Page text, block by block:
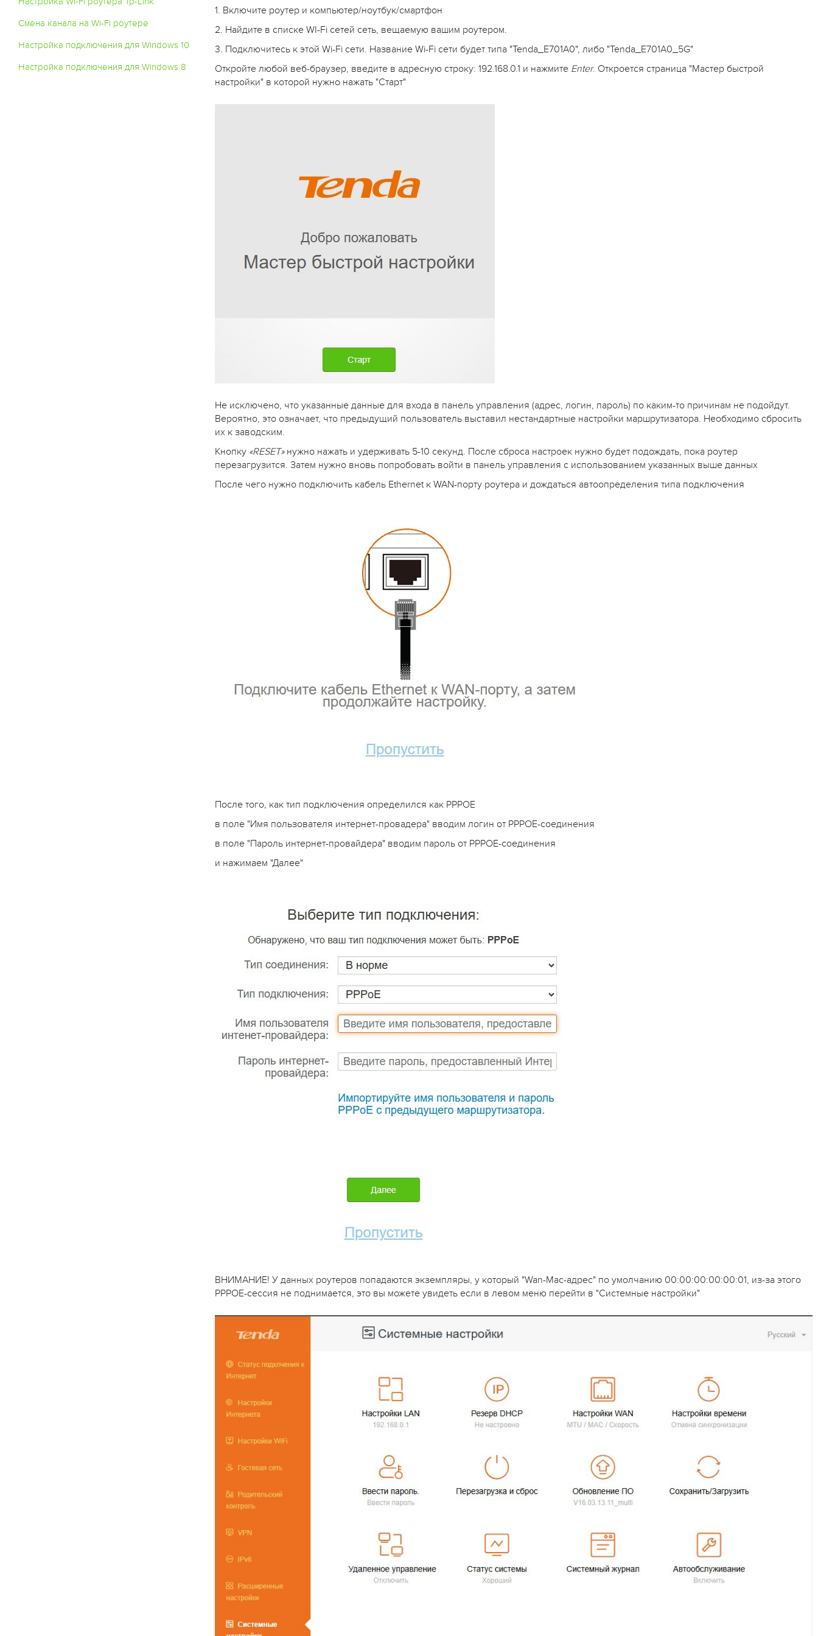
Смена канала на Wi-Fi роутере
Настройка подключения для Windows 10
Настройка подключения для Windows 8
1. Включите роутер и компьютер/ноутбук/смартфон
2. Найдите в списке WI-Fi сетей сеть, вещаемую вашим роутером.
3. Подключитесь к этой Wi-Fi сети. Название Wi-Fi сети будет типа "Tenda_E701A0", либо "Tenda_E701A0_5G"
Откройте любой веб-браузер, введите в адресную строку: 192.168.0.1 и нажмите Enter. Откроется страница "Мастер быстрой
настройки" в которой нужно нажать "Старт"
Не исключено, что указанные данные для входа в панель управления (адрес, логин, пароль) по каким-то причинам не подойдут.
Вероятно, это означает, что предыдущий пользователь выставил нестандартные настройки маршрутизатора. Необходимо сбросить
их к заводским.
Кнопку «RESET»нужно нажать и удерживать 5-10 секунд. После сброса настроек нужно будет подождать, пока роутер
перезагрузится. Затем нужно вновь попробовать войти в панель управления с использованием указанных выше данных
После чего нужно подключить кабель Ethernet к WAN-порту роутера и дождаться автоопределения типа подключения
После того, как тип подключения определился как PPPOE
в поле "Имя пользователя интернет-провадера" вводим логин от PPPOE-соединения
в поле "Пароль интернет-провайдера" вводим пароль от PPPOE-соединения
и нажимаем "Далее"
ВНИМАНИЕ! У данных роутеров попадаются экземпляры, у который "Wan-Mac-адрес" по умолчанию 00:00:00:00:00:01, из-за этого
PPPOE-сессия не поднимается, это вы можете увидеть если в левом меню перейти в "Системные настройки"